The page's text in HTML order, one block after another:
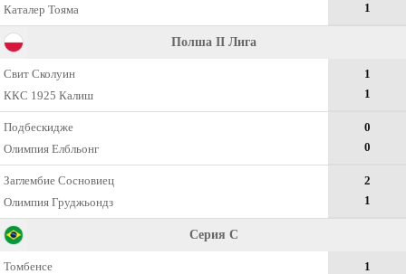
Каталер Тояма
1
Полша II Лига
Свит Сколуин
ККС 1925 Калиш
1
1
Подбескидже
Олимпия Елбльонг
0
0
Заглембие Сосновиец
Олимпия Груджьондз
2
1
Серия C
Томбенсе
1